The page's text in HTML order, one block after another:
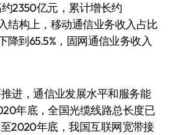
2350亿元，累计增长约
结构上，移动通信业务收入占比
降到65.5%，固网通信业务收入
进，通信业发展水平和服务能
年底，全国光缆线路总长度已
2020年底，我国互联网宽带接